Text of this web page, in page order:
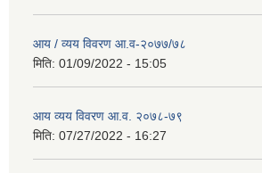
आय / व्यय विवरण आ.व-२०७७/७८
मिति: 01/09/2022 - 15:05
आय व्यय विवरण आ.व. २०७८-७९
मिति: 07/27/2022 - 16:27